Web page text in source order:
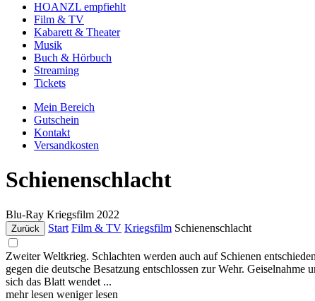
HOANZL empfiehlt
Film & TV
Kabarett & Theater
Musik
Buch & Hörbuch
Streaming
Tickets
Mein Bereich
Gutschein
Kontakt
Versandkosten
Schienenschlacht
Blu-Ray Kriegsfilm 2022
Zurück Start Film & TV Kriegsfilm Schienenschlacht
Zweiter Weltkrieg. Schlachten werden auch auf Schienen
gegen die deutsche Besatzung entschlossen zur Wehr.
sich das Blatt wendet ...
mehr lesen weniger lesen